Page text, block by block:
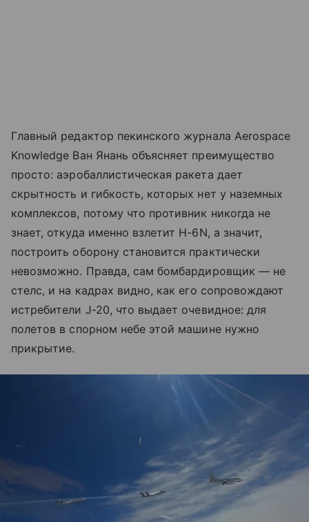
Главный редактор пекинского журнала Aerospace
Knowledge Ван Янань объясняет преимущество
просто: аэробаллистическая ракета дает
скрытность и гибкость, которых нет у наземных
комплексов, потому что противник никогда не
знает, откуда именно взлетит H-6N, а значит,
построить оборону становится практически
невозможно. Правда, сам бомбардировщик — не
стелс, и на кадрах видно, как его сопровождают
истребители J-20, что выдает очевидное: для
полетов в спорном небе этой машине нужно
прикрытие.